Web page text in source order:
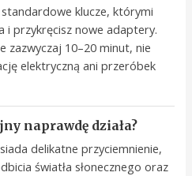
klucze, którymi
i przykręcisz nowe adaptery.
10–20 minut, nie
elektryczną ani przeróbek
naprawdę działa?
delikatne przyciemnienie,
światła słonecznego oraz